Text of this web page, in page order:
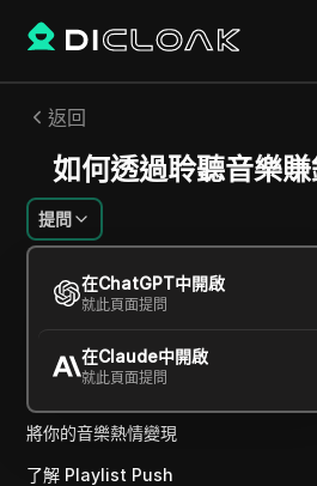
返回
如何透過聆聽音樂賺
提問
在ChatGPT中開啟
就此頁面提問
在Claude中開啟
就此頁面提問
阿列克謝·索羅金
2024年12月 1 分鐘 閱讀
Copy Link
將你的音樂熱情變現
了解 Playlist Push